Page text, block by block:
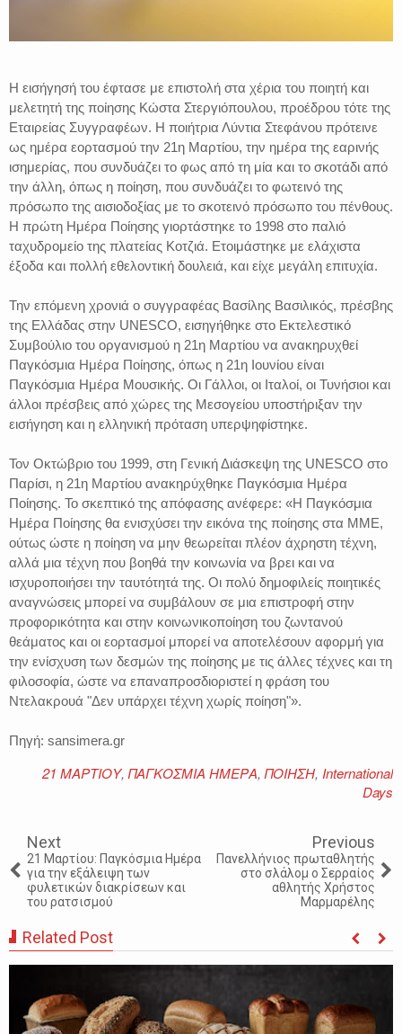
Η εισήγησή του έφτασε με επιστολή στα χέρια του ποιητή και
μελετητή της ποίησης Κώστα Στεργιόπουλου, προέδρου τότε της
Εταιρείας Συγγραφέων. Η ποιήτρια Λύντια Στεφάνου πρότεινε
ως ημέρα εορτασμού την 21η Μαρτίου, την ημέρα της εαρινής
ισημερίας, που συνδυάζει το φως από τη μία και το σκοτάδι από
την άλλη, όπως η ποίηση, που συνδυάζει το φωτεινό της
πρόσωπο της αισιοδοξίας με το σκοτεινό πρόσωπο του πένθους.
Η πρώτη Ημέρα Ποίησης γιορτάστηκε το 1998 στο παλιό
ταχυδρομείο της πλατείας Κοτζιά. Ετοιμάστηκε με ελάχιστα
έξοδα και πολλή εθελοντική δουλειά, και είχε μεγάλη επιτυχία.
Την επόμενη χρονιά ο συγγραφέας Βασίλης Βασιλικός, πρέσβης
της Ελλάδας στην UNESCO, εισηγήθηκε στο Εκτελεστικό
Συμβούλιο του οργανισμού η 21η Μαρτίου να ανακηρυχθεί
Παγκόσμια Ημέρα Ποίησης, όπως η 21η Ιουνίου είναι
Παγκόσμια Ημέρα Μουσικής. Οι Γάλλοι, οι Ιταλοί, οι Τυνήσιοι και
άλλοι πρέσβεις από χώρες της Μεσογείου υποστήριξαν την
εισήγηση και η ελληνική πρόταση υπερψηφίστηκε.
Τον Οκτώβριο του 1999, στη Γενική Διάσκεψη της UNESCO στο
Παρίσι, η 21η Μαρτίου ανακηρύχθηκε Παγκόσμια Ημέρα
Ποίησης. Το σκεπτικό της απόφασης ανέφερε: «Η Παγκόσμια
Ημέρα Ποίησης θα ενισχύσει την εικόνα της ποίησης στα ΜΜΕ,
ούτως ώστε η ποίηση να μην θεωρείται πλέον άχρηστη τέχνη,
αλλά μια τέχνη που βοηθά την κοινωνία να βρει και να
ισχυροποιήσει την ταυτότητά της. Οι πολύ δημοφιλείς ποιητικές
αναγνώσεις μπορεί να συμβάλουν σε μια επιστροφή στην
προφορικότητα και στην κοινωνικοποίηση του ζωντανού
θεάματος και οι εορτασμοί μπορεί να αποτελέσουν αφορμή για
την ενίσχυση των δεσμών της ποίησης με τις άλλες τέχνες και τη
φιλοσοφία, ώστε να επαναπροσδιοριστεί η φράση του
Ντελακρουά "Δεν υπάρχει τέχνη χωρίς ποίηση"».
Πηγή: sansimera.gr
21 ΜΑΡΤΙΟΥ, ΠΑΓΚΟΣΜΙΑ ΗΜΕΡΑ, ΠΟΙΗΣΗ, International
Days
Next
21 Μαρτίου: Παγκόσμια Ημέρα
για την εξάλειψη των
φυλετικών διακρίσεων και
του ρατσισμού
Previous
Πανελλήνιος πρωταθλητής
στο σλάλομ ο Σερραίος
αθλητής Χρήστος
Μαρμαρέλης
Related Post